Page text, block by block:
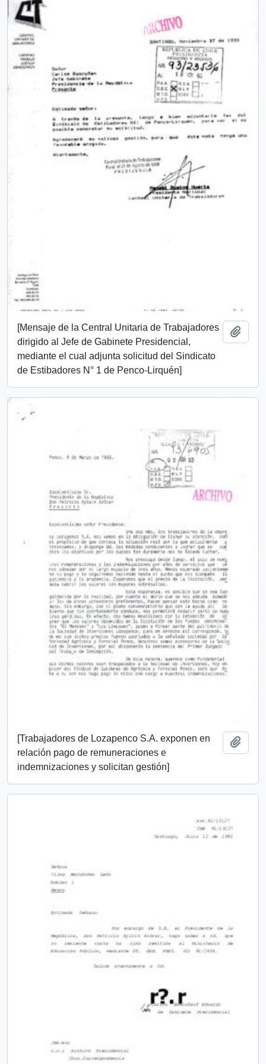
[Mensaje de la Central Unitaria de Trabajadores
dirigido al Jefe de Gabinete Presidencial,
mediante el cual adjunta solicitud del Sindicato
de Estibadores N° 1 de Penco-Lirquén]
[Trabajadores de Lozapenco S.A. exponen en
relación pago de remuneraciones e
indemnizaciones y solicitan gestión]